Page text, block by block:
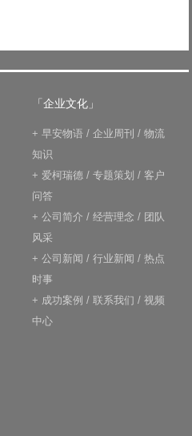
「企业文化」
+ 早安物语 / 企业周刊 / 物流
知识
+ 爱柯瑞德 / 专题策划 / 客户
问答
+ 公司简介 / 经营理念 / 团队
风采
+ 公司新闻 / 行业新闻 / 热点
时事
+ 成功案例 / 联系我们 / 视频
中心